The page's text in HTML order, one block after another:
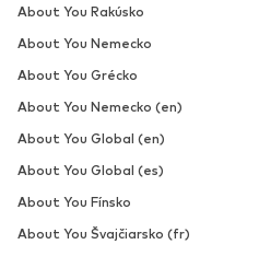
About You Rakúsko
About You Nemecko
About You Grécko
About You Nemecko (en)
About You Global (en)
About You Global (es)
About You Fínsko
About You Švajčiarsko (fr)